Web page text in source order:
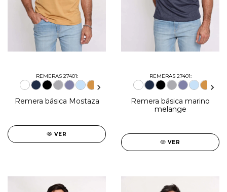
REMERAS 27401:
Remera básica Mostaza
VER
REMERAS 27401:
Remera básica marino
melange
VER